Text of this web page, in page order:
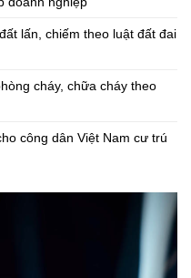
lấn, chiếm theo luật đất đai
cháy, chữa cháy theo
công dân Việt Nam cư trú